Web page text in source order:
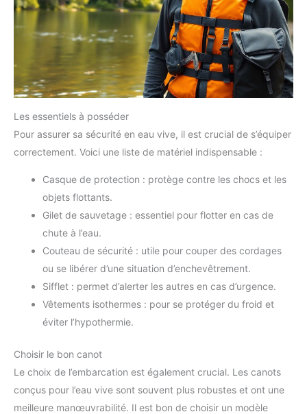
Les essentiels à posséder
Pour assurer sa sécurité en eau vive, il est crucial de s’équiper
correctement. Voici une liste de matériel indispensable :
Casque de protection : protège contre les chocs et les
objets flottants.
Gilet de sauvetage : essentiel pour flotter en cas de
chute à l’eau.
Couteau de sécurité : utile pour couper des cordages
ou se libérer d’une situation d’enchevêtrement.
Sifflet : permet d’alerter les autres en cas d’urgence.
Vêtements isothermes : pour se protéger du froid et
éviter l’hypothermie.
Choisir le bon canot
Le choix de l’embarcation est également crucial. Les canots
conçus pour l’eau vive sont souvent plus robustes et ont une
meilleure manœuvrabilité. Il est bon de choisir un modèle